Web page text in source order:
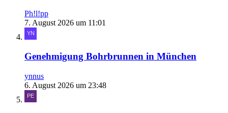
Ph!l!pp
7. August 2026 um 11:01
Genehmigung Bohrbrunnen in München
ynnus
6. August 2026 um 23:48